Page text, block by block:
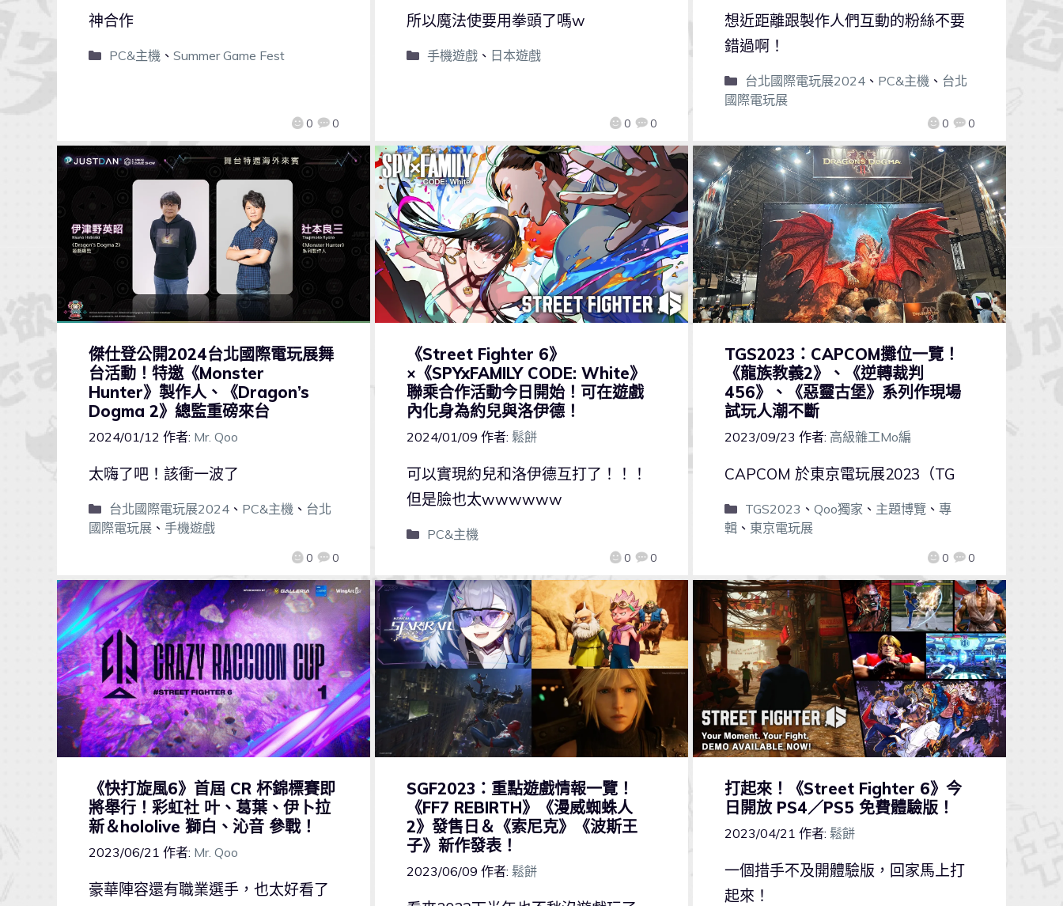
0 0
神合作
PC&主機、 Summer Game Fest
0 0
所以魔法使要用拳頭了嗎w
手機遊戲、 日本遊戲
0 0
想近距離跟製作人們互動的粉絲不要
錯過啊！
台北國際電玩展2024、 PC&主機、 台北
國際電玩展
傑仕登公開2024台北國際電玩展舞
台活動！特邀《Monster
Hunter》製作人、《Dragon’s
Dogma 2》總監重磅來台
2024/01/12 作者: Mr. Qoo
0 0
太嗨了吧！該衝一波了
台北國際電玩展2024、 PC&主機、 台北
國際電玩展 、 手機遊戲
《Street Fighter 6》
×《SPYxFAMILY CODE: White》
聯乘合作活動今日開始！可在遊戲
內化身為約兒與洛伊德！
2024/01/09 作者: 鬆餅
0 0
可以實現約兒和洛伊德互打了！！！
但是臉也太wwwwww
PC&主機
TGS2023：CAPCOM攤位一覽！
《龍族教義2》、《逆轉裁判
456》、《惡靈古堡》系列作現場
試玩人潮不斷
2023/09/23 作者: 高級雜工Mo編
0 0
CAPCOM 於東京電玩展2023（TG
TGS2023 、 Qoo獨家 、 主題博覽、 專
輯、 東京電玩展
《快打旋風6》首屆 CR 杯錦標賽即
將舉行！彩虹社 叶、葛葉、伊卜拉
新＆hololive 獅白、沁音 參戰！
2023/06/21 作者: Mr. Qoo
豪華陣容還有職業選手，也太好看了
SGF2023：重點遊戲情報一覽！
《FF7 REBIRTH》《漫威蜘蛛人
2》發售日＆《索尼克》《波斯王
子》新作發表！
2023/06/09 作者: 鬆餅
打起來！《Street Fighter 6》今
日開放 PS4／PS5 免費體驗版！
2023/04/21 作者: 鬆餅
一個措手不及開體驗版，回家馬上打
起來！